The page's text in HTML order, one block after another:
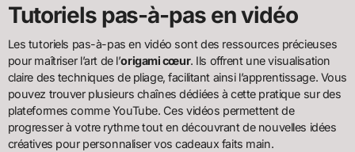
Tutoriels pas-à-pas en vidéo
Les tutoriels pas-à-pas en vidéo sont des ressources précieuses
pour maîtriser l’art de l’origami cœur. Ils offrent une visualisation
claire des techniques de pliage, facilitant ainsi l’apprentissage. Vous
pouvez trouver plusieurs chaînes dédiées à cette pratique sur des
plateformes comme YouTube. Ces vidéos permettent de
progresser à votre rythme tout en découvrant de nouvelles idées
créatives pour personnaliser vos cadeaux faits main.